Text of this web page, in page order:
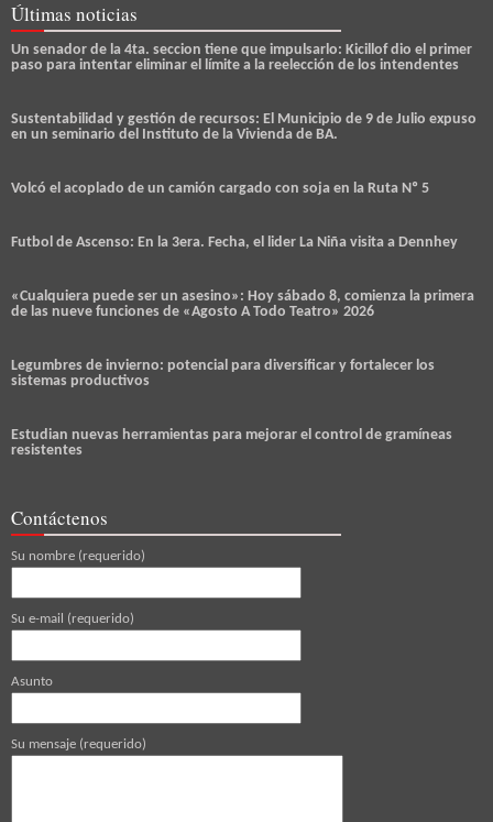
Últimas noticias
Un senador de la 4ta. seccion tiene que impulsarlo: Kicillof dio el primer
paso para intentar eliminar el límite a la reelección de los intendentes
Sustentabilidad y gestión de recursos: El Municipio de 9 de Julio expuso
en un seminario del Instituto de la Vivienda de BA.
Volcó el acoplado de un camión cargado con soja en la Ruta Nº 5
Futbol de Ascenso: En la 3era. Fecha, el lider La Niña visita a Dennhey
«Cualquiera puede ser un asesino»: Hoy sábado 8, comienza la primera
de las nueve funciones de «Agosto A Todo Teatro» 2026
Legumbres de invierno: potencial para diversificar y fortalecer los
sistemas productivos
Estudian nuevas herramientas para mejorar el control de gramíneas
resistentes
Contáctenos
Su nombre (requerido)
Su e-mail (requerido)
Asunto
Su mensaje (requerido)